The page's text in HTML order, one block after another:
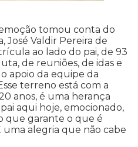
tomou conta do
José Valdir Pereira de
ao lado do pai, de 93
de reuniões, de idas e
apoio da equipe da
terreno está com a
anos, é uma herança
aqui hoje, emocionado,
que garante o que é
uma alegria que não cabe